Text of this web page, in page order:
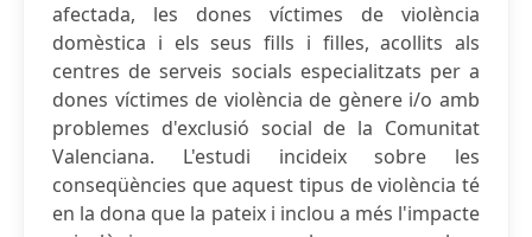
afectada, les dones víctimes de violència
domèstica i els seus fills i filles, acollits als
centres de serveis socials especialitzats per a
dones víctimes de violència de gènere i/o amb
problemes d'exclusió social de la Comunitat
Valenciana. L'estudi incideix sobre les
conseqüències que aquest tipus de violència té
en la dona que la pateix i inclou a més l'impacte